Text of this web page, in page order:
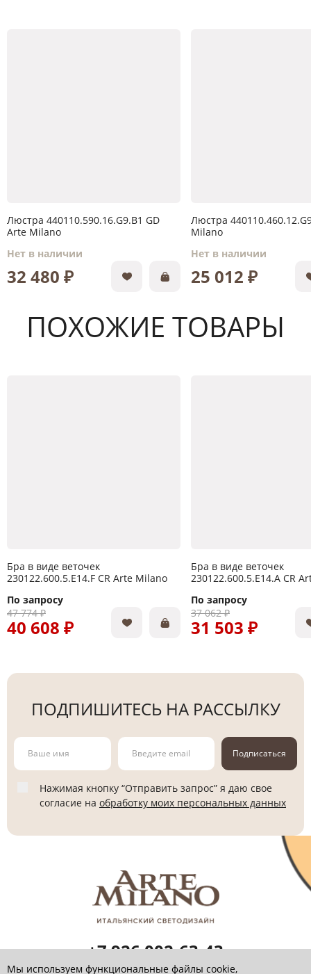
Люстра 440110.590.16.G9.B1 GD
Arte Milano
Нет в наличии
32 480 ₽
Люстра
Milano
Нет в наличии
25 012 ₽
ПОХОЖИЕ ТОВАРЫ
Бра в виде веточек
230122.600.5.E14.F CR Arte Milano
По запросу
47 774 ₽
40 608 ₽
Бра в виде веточек
230122.600.5.E14.A CR
По запросу
37 062 ₽
31 503 ₽
ПОДПИШИТЕСЬ НА РАССЫЛКУ
Подписаться
Нажимая кнопку “Отправить запрос” я даю свое
согласие на обработку моих персональных данных
+7 926 002-63-43
Заказать звонок
Мы используем функциональные файлы cookie,